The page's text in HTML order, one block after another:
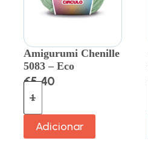
Amigurumi Chenille
5083 – Eco
€5.40
Adicionar